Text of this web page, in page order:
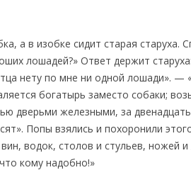
а в изобке сидит старая старуха.
лошадей?» Ответ держит
нету по мне ни одной лошади». —
богатырь заместо собаки;
дверьми железными, за
Попы взялись и похоронили
водок, столов и стульев, ножей
кому надобно!»